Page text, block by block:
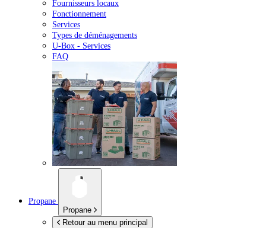
Fournisseurs locaux
Fonctionnement
Services
Types de déménagements
U-Box - Services
FAQ
Propane
Propane
Retour au menu principal